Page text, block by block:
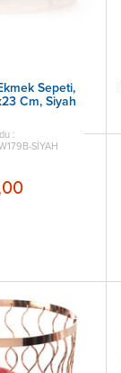
Sepeti,
Cm, Siyah
SİYAH